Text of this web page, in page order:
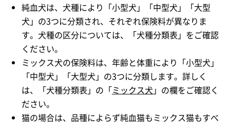
純血犬は、犬種により「小型犬」「中型犬」「大型
犬」の3つに分類され、それぞれ保険料が異なりま
す。犬種の区分については、「犬種分類表」をご確認
ください。
ミックス犬の保険料は、年齢と体重により「小型犬」
「中型犬」「大型犬」の3つに分類します。詳しく
は、「犬種分類表」の「ミックス犬 」の欄をご確認く
ださい。
猫の場合は、品種によらず純血猫もミックス猫もすべ